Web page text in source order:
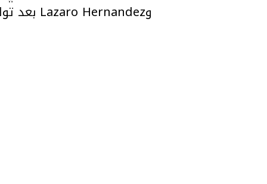
وLazaro Hernandez بعد توليهما إدارة الدار مطلع هذا العام.